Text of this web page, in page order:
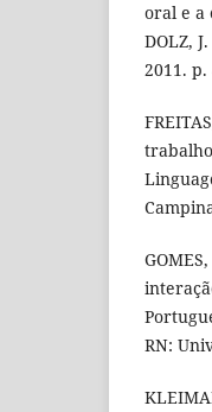
oral e a
DOLZ,
2011. p.
RN: